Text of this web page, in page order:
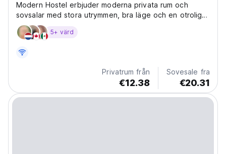
Modern Hostel erbjuder moderna privata rum och
sovsalar med stora utrymmen, bra läge och en otrolig
takterrass, mindre än en kilometer från stranden.
5+ värd
Privatrum från
€12.38
Sovesale fra
€20.31